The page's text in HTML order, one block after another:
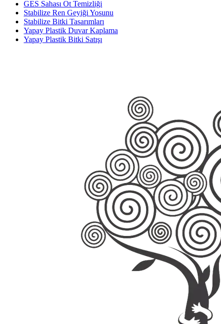
GES Sahası Ot Temizliği
Stabilize Ren Geyiği Yosunu
Stabilize Bitki Tasarımları
Yapay Plastik Duvar Kaplama
Yapay Plastik Bitki Satışı